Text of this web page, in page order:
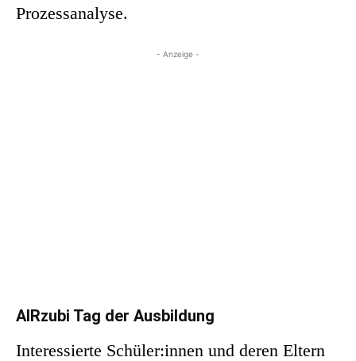
Prozessanalyse.
- Anzeige -
AIRzubi Tag der Ausbildung
Interessierte Schüler:innen und deren Eltern